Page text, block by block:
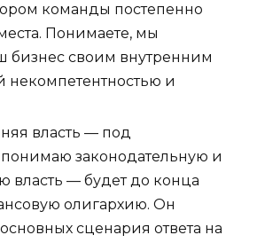
команды постепенно
Понимаете, мы
бизнес своим внутренним
некомпетентностью и
власть — под
понимаю законодательную и
власть — будет до конца
олигархию. Он
сценария ответа на